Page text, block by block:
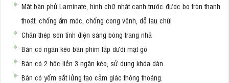
Mặt bàn phủ Laminate, hình chữ nhật cạnh trước được bo tròn thanh
thoát, chống ẩm móc, chống cong vênh, dễ lau chùi
Chân thép sơn tĩnh điện sáng bóng trang nhã
Bàn có ngăn kéo bàn phím lắp dưới mặt gỗ
Bàn có 2 hộc liền 3 ngăn kéo, sử dụng khóa dàn
Bàn có yếm sắt lửng tạo cảm giác thông thoáng.